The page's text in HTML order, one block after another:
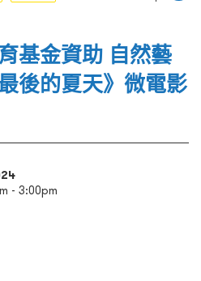
基金資助 自然藝
後的夏天》微電影
- 3:00pm